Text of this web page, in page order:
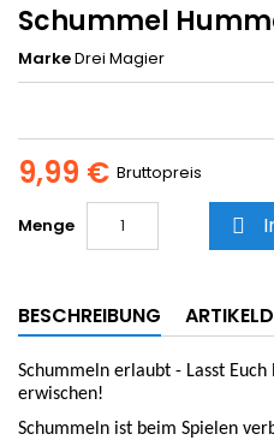
Schummel
MarkeDrei Magier
9,99 € Bruttopreis
Menge 
BESCHREIBUNG
Schummeln erlaubt - Lasst
erwischen!
Schummeln ist beim Spielen